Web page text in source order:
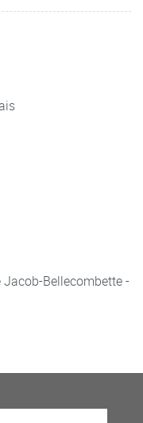
Bellecombette -